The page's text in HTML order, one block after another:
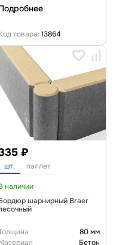
товара: 13864
₽
шт. паллет
наличии
шарнирный Braer
80 мм
Бетон